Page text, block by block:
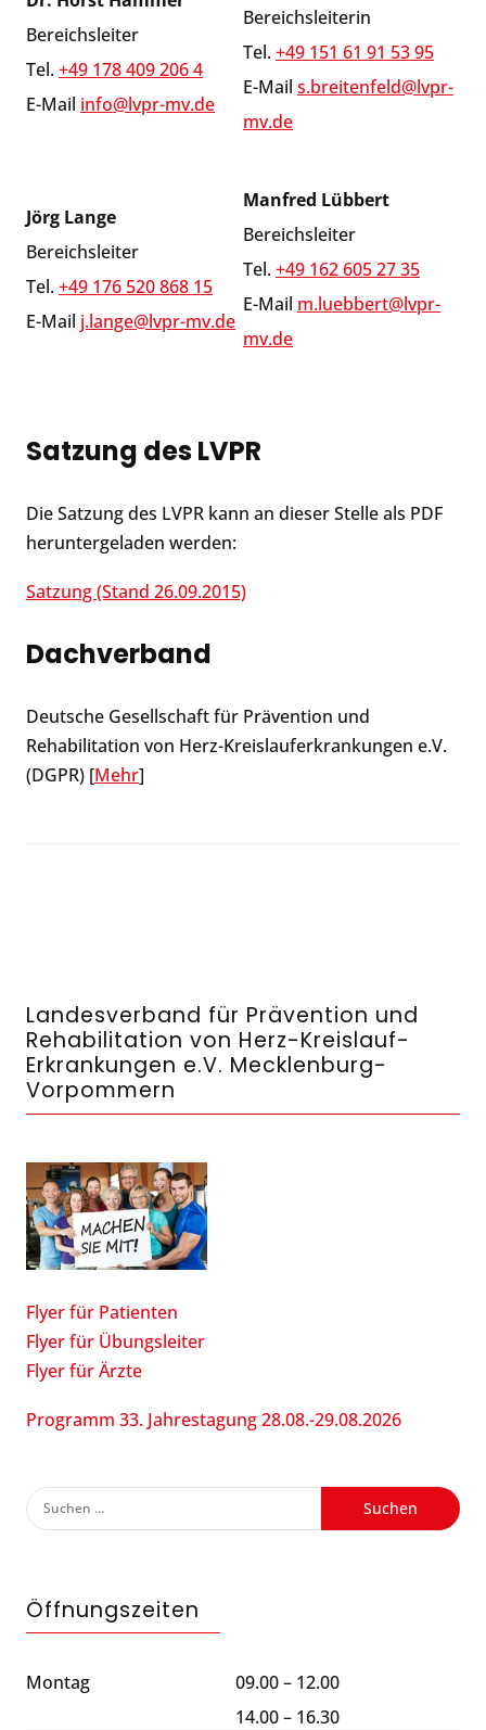
Bereichsleiter
Tel.+49 178 409 206 4
E-Mail info@lvpr-mv.de
Bereichsleiterin
Tel.+49 151 61 91 53 95
E-Mail s.breitenfeld@lvpr-
mv.de
Jörg Lange
Bereichsleiter
Tel.+49 176 520 868 15
E-Mail j.lange@lvpr-mv.de
Manfred Lübbert
Bereichsleiter
Tel.+49 162 605 27 35
E-Mail m.luebbert@lvpr-
mv.de
Satzung des LVPR
Die Satzung des LVPR kann an dieser Stelle als PDF
heruntergeladen werden:
Satzung (Stand 26.09.2015)
Dachverband
Deutsche Gesellschaft für Prävention und
Rehabilitation von Herz-Kreislauferkrankungen e.V.
(DGPR) [Mehr]
Landesverband für Prävention und
Rehabilitation von Herz-Kreislauf-
Erkrankungen e.V. Mecklenburg-
Vorpommern
Flyer für Patienten
Flyer für Übungsleiter
Flyer für Ärzte
Programm 33. Jahrestagung 28.08.-29.08.2026
Suchen
nach:
Öffnungszeiten
Montag
09.00 – 12.00
14.00 – 16.30